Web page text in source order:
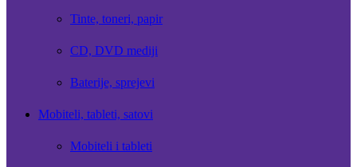
Tinte, toneri, papir
CD, DVD mediji
Baterije, sprejevi
Mobiteli, tableti, satovi
Mobiteli i tableti